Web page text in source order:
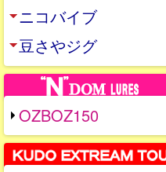
ニコバイブ
豆さやジグ
OZBOZ150